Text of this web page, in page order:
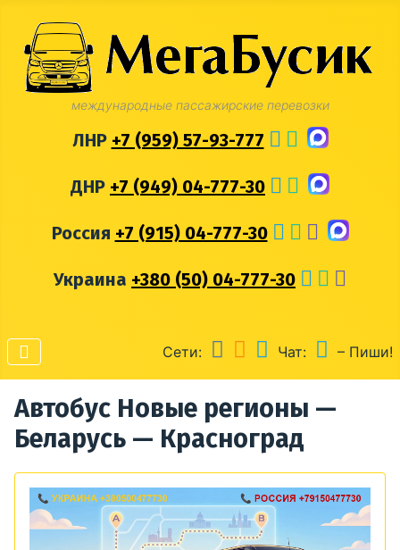
международные пассажирские перевозки
ЛНР +7 (959) 57-93-777
ДНР +7 (949) 04-777-30
Россия +7 (915) 04-777-30
Украина +380 (50) 04-777-30
Сети: Чат: – Пиши!
Автобус Новые регионы —
Беларусь — Красноград